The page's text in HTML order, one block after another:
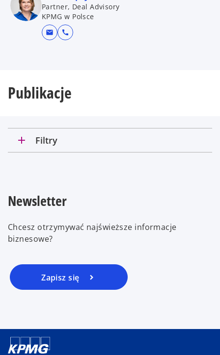
Partner, Deal Advisory
KPMG w Polsce
mail call
Publikacje
add Filtry
Newsletter
Chcesz otrzymywać najświeższe informacje
biznesowe?
Zapisz się